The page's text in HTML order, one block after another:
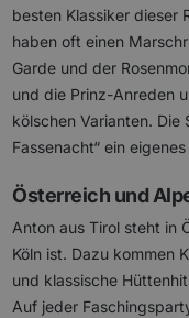
besten Klassiker dieser
haben oft einen
Garde und der
und die Prinz-Anreden
kölschen Varianten.
Fassenacht“ ein
Österreich und
Anton aus Tirol steht in
Köln ist. Dazu kommen
und klassische
Auf jeder